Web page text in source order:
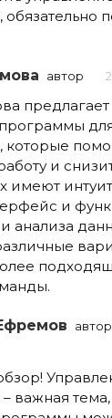
автор
предлагает
которые
и
имеют
и
анализа
автор
важная